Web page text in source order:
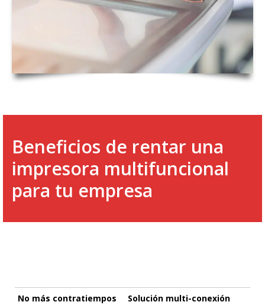
Beneficios de rentar una
impresora multifuncional
para tu empresa
No más contratiempos Solución multi-conexión